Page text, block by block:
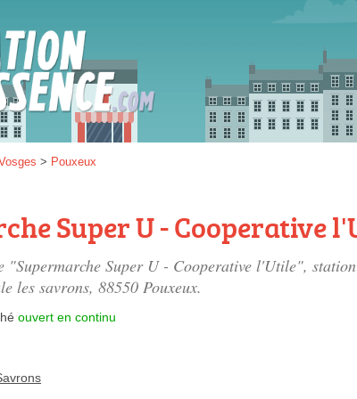
> Pouxeux
Super U - Cooperative
"Supermarche Super U - Cooperative l'Utile",
les savrons, 88550 Pouxeux.
ouvert en continu
Gazole :
Disponible
SP 98 :
SP 95 :
Disponible